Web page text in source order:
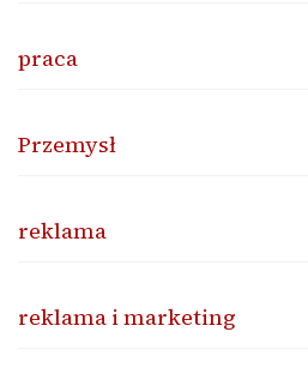
praca
Przemysł
reklama
reklama i marketing